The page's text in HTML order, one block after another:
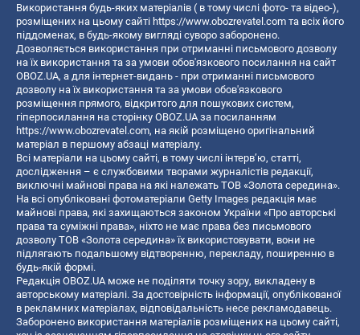
Використання будь-яких матеріалів ( в тому числі фото- та відео-),
розміщених на цьому сайті https://www.obozrevatel.com та всіх його
піддоменах, в будь-якому вигляді суворо заборонено.
Дозволяється використання при отриманні письмового дозволу
на їх використання та за умови обов'язкового посилання на сайт
OBOZ.UA, а для інтернет-видань - при отриманні письмового
дозволу на їх використання та за умови обов'язкового
розміщення прямого, відкритого для пошукових систем,
гіперпосилання на сторінку OBOZ.UA за посиланням
https://www.obozrevatel.com, на якій розміщено оригінальний
матеріал в першому абзаці матеріалу.
Всі матеріали на цьому сайті, в тому числі інтерв’ю, статті,
дослідження – є службовими творами журналістів редакції,
виключні майнові права на які належать ТОВ «Золота середина».
На всі опубліковані фотоматеріали Getty Images редакція має
майнові права, які захищаються законом України «Про авторські
права та суміжні права», ніхто не має права без письмового
дозволу ТОВ «Золота середина» їх використовувати, вони не
підлягають подальшому відтворенню, перекладу, поширенню в
будь-якій формі.
Редакція OBOZ.UA може не поділяти точку зору, викладену в
авторському матеріалі. За достовірність інформації, опублікованої
в рекламних матеріалах, відповідальність несе рекламодавець.
Заборонено використання матеріалів розміщених на цьому сайті,